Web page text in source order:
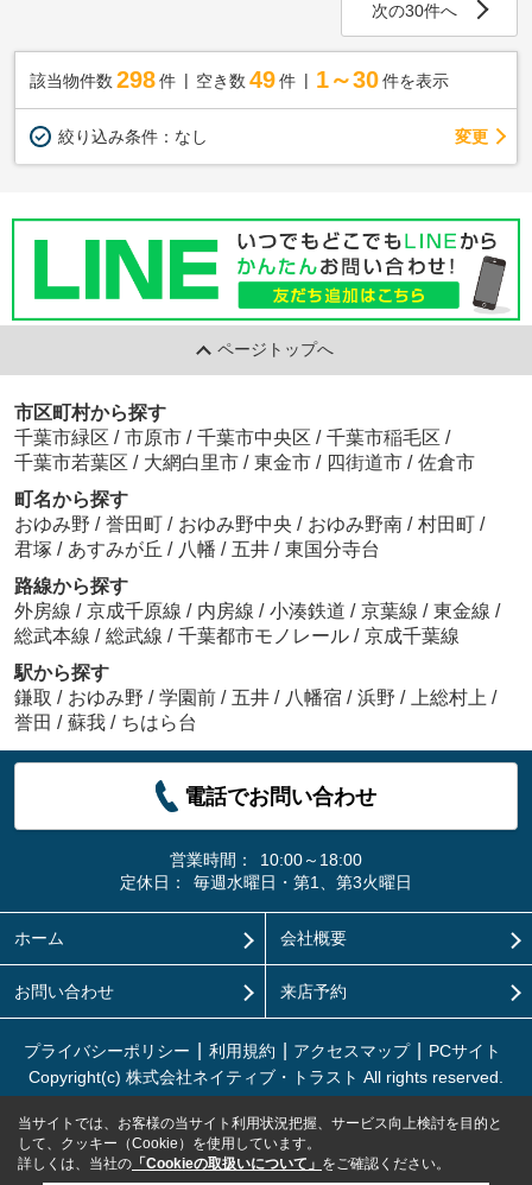
次の30件へ
該当物件数 298件 空き数 49 件 1～30 件を表示
絞り込み条件： なし 変更
ページトップへ
市区町村から探す
千葉市緑区 / 市原市 / 千葉市中央区 / 千葉市稲毛区 /
千葉市若葉区 / 大網白里市 / 東金市 / 四街道市 / 佐倉市
町名から探す
おゆみ野 / 誉田町 / おゆみ野中央 / おゆみ野南 / 村田町 /
君塚 / あすみが丘 / 八幡 / 五井 / 東国分寺台
路線から探す
外房線 / 京成千原線 / 内房線 / 小湊鉄道 / 京葉線 / 東金線 /
総武本線 / 総武線 / 千葉都市モノレール / 京成千葉線
駅から探す
鎌取 / おゆみ野 / 学園前 / 五井 / 八幡宿 / 浜野 / 上総村上 /
誉田 / 蘇我 / ちはら台
電話でお問い合わせ
営業時間：
10:00～18:00
定休日：
毎週水曜日・第1、第3火曜日
ホーム 会社概要
お問い合わせ 来店予約
プライバシーポリシー 利用規約 アクセスマップ
PCサイト
Copyright(c) 株式会社ネイティブ・トラスト All rights reserved.
当サイトでは、お客様の当サイト利用状況把握、サービス向上検討を目的と
して、クッキー（Cookie）を使用しています。
詳しくは、当社の 「Cookieの取扱いについて」 をご確認ください。